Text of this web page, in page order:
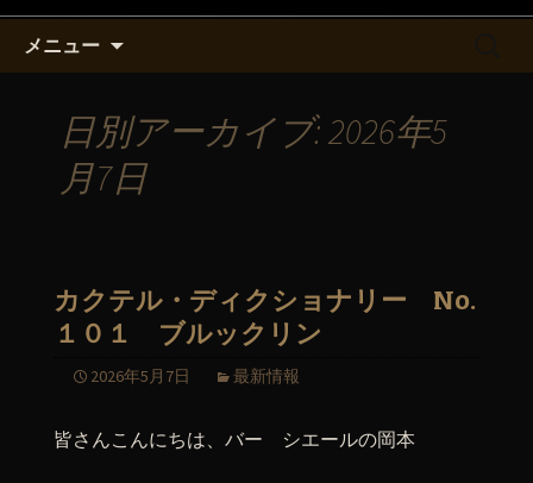
メニュー
日別アーカイブ: 2026年5
月7日
カクテル・ディクショナリー No.
１０１ ブルックリン
2026年5月7日 最新情報
皆さんこんにちは、バー シエールの岡本